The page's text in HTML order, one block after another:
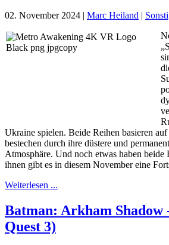
02. November 2024 | Marc Heiland |
Ukraine spielen. Beide Reihen basieren
bestechen durch ihre düstere und
Atmosphäre. Und noch etwas haben beide
ihnen gibt es in diesem November eine
Weiterlesen ...
Batman: Arkham Shadow
Quest 3)